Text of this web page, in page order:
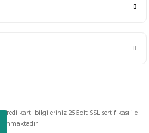
kartı bilgileriniz 256bit SSL sertifikası ile